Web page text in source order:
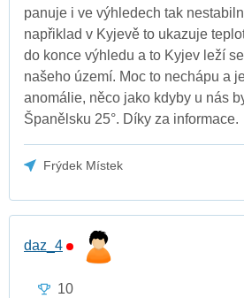
panuje i ve výhledech tak
napřiklad v Kyjevě to ukazuje
do konce výhledu a to Kyjev leží
našeho území. Moc to nechápu a
anomálie, něco jako kdyby u nás
Španělsku 25°. Díky za informace.
Frýdek Místek
daz_4
10